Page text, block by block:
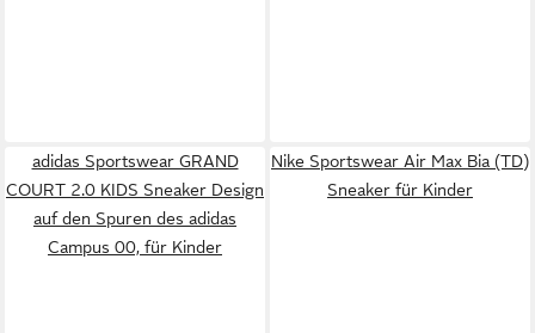
adidas Sportswear GRAND
COURT 2.0 KIDS Sneaker Design
auf den Spuren des adidas
Campus 00, für Kinder
Nike Sportswear Air Max Bia (TD)
Sneaker für Kinder